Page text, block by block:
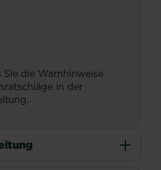
die Warnhinweise
in der